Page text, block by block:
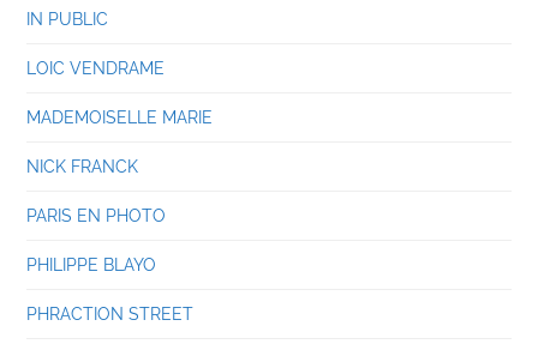
IN PUBLIC
LOIC VENDRAME
MADEMOISELLE MARIE
NICK FRANCK
PARIS EN PHOTO
PHILIPPE BLAYO
PHRACTION STREET